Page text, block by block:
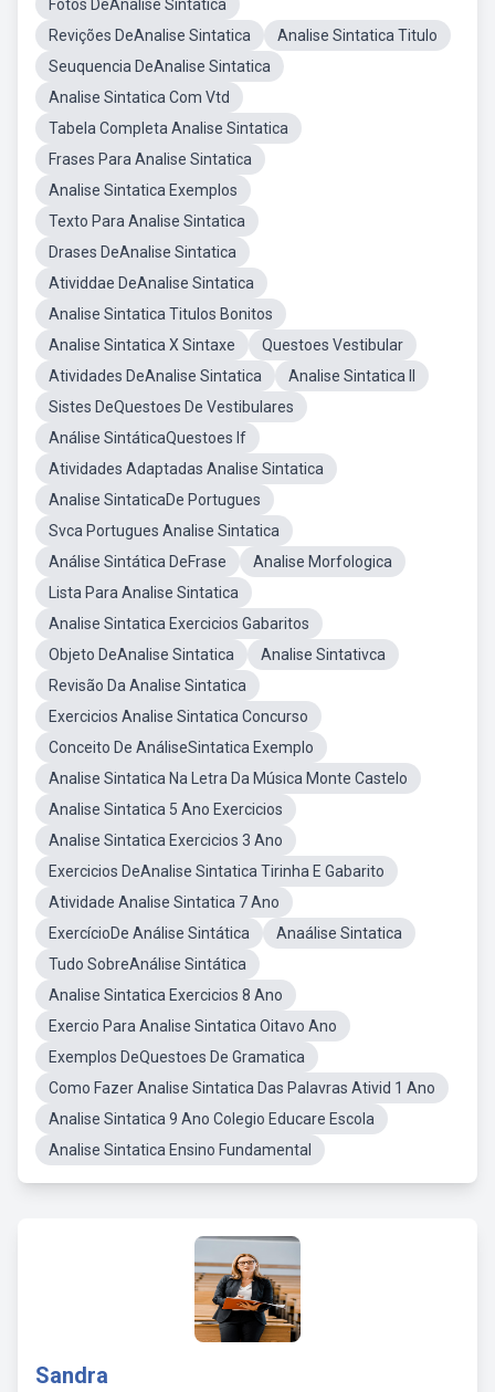
Fotos DeAnalise Sintatica
Revições DeAnalise Sintatica
Analise Sintatica Titulo
Seuquencia DeAnalise Sintatica
Analise Sintatica Com Vtd
Tabela Completa Analise Sintatica
Frases Para Analise Sintatica
Analise Sintatica Exemplos
Texto Para Analise Sintatica
Drases DeAnalise Sintatica
Atividdae DeAnalise Sintatica
Analise Sintatica Titulos Bonitos
Analise Sintatica X Sintaxe
Questoes Vestibular
Atividades DeAnalise Sintatica
Analise Sintatica II
Sistes DeQuestoes De Vestibulares
Análise SintáticaQuestoes If
Atividades Adaptadas Analise Sintatica
Analise SintaticaDe Portugues
Svca Portugues Analise Sintatica
Análise Sintática DeFrase
Analise Morfologica
Lista Para Analise Sintatica
Analise Sintatica Exercicios Gabaritos
Objeto DeAnalise Sintatica
Analise Sintativca
Revisão Da Analise Sintatica
Exercicios Analise Sintatica Concurso
Conceito De AnáliseSintatica Exemplo
Analise Sintatica Na Letra Da Música Monte Castelo
Analise Sintatica 5 Ano Exercicios
Analise Sintatica Exercicios 3 Ano
Exercicios DeAnalise Sintatica Tirinha E Gabarito
Atividade Analise Sintatica 7 Ano
ExercícioDe Análise Sintática
Anaálise Sintatica
Tudo SobreAnálise Sintática
Analise Sintatica Exercicios 8 Ano
Exercio Para Analise Sintatica Oitavo Ano
Exemplos DeQuestoes De Gramatica
Como Fazer Analise Sintatica Das Palavras Ativid 1 Ano
Analise Sintatica 9 Ano Colegio Educare Escola
Analise Sintatica Ensino Fundamental
Sandra